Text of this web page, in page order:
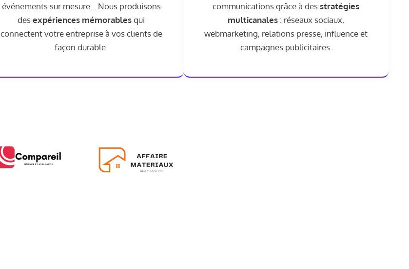
événements sur mesure… Nous produisons
desexpériences mémorablesqui
connectent votre entreprise à vos clients de
façon durable.
communications grâce à desstratégies
multicanales : réseaux sociaux,
webmarketing, relations presse, influence et
campagnes publicitaires.